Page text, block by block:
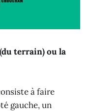
terrain) ou la
à faire
gauche, un